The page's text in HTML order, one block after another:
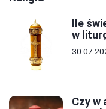
Ile
w
Czy w